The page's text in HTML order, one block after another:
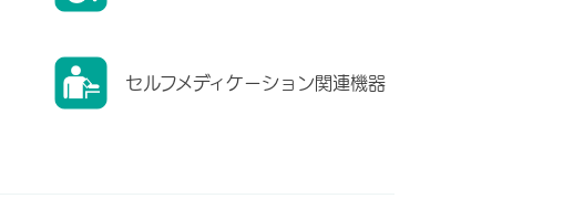
セルフメディケーション関連機器